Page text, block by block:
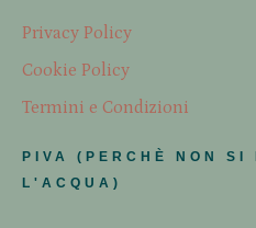
Privacy Policy
Cookie Policy
Termini e Condizioni
PIVA (PERCHÈ NON SI
L'ACQUA)